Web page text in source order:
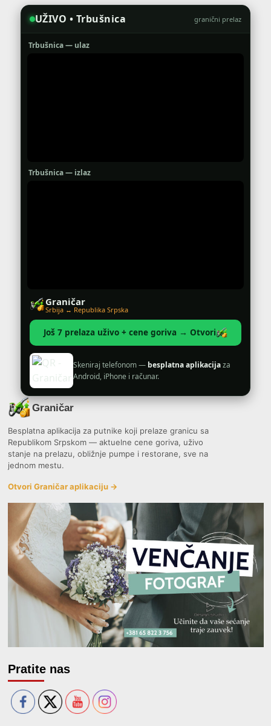
UŽIVO • Trbušnica granični prelaz
Trbušnica — ulaz
Trbušnica — izlaz
Graničar
Srbija ↔ Republika Srpska
Još 7 prelaza uživo + cene goriva → Otvori
Skeniraj telefonom — besplatna aplikacijaza
Android, iPhone i računar.
Graničar
Besplatna aplikacija za putnike koji prelaze granicu sa
Republikom Srpskom — aktuelne cene goriva, uživo
stanje na prelazu, obližnje pumpe i restorane, sve na
jednom mestu.
Otvori Graničar aplikaciju →
Pratite nas